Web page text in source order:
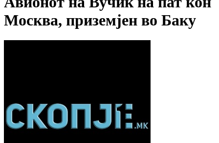
Москва, приземјен во Баку